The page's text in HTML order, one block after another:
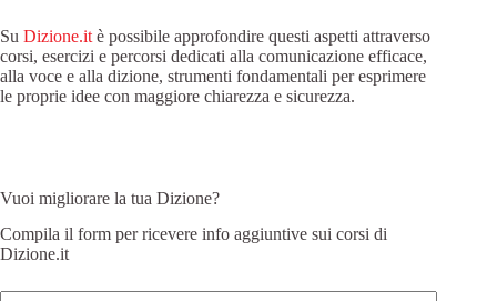
Su Dizione.it è possibile approfondire questi aspetti attraverso
corsi, esercizi e percorsi dedicati alla comunicazione efficace,
alla voce e alla dizione, strumenti fondamentali per esprimere
le proprie idee con maggiore chiarezza e sicurezza.
Vuoi migliorare la tua Dizione?
Compila il form per ricevere info aggiuntive sui corsi di
Dizione.it